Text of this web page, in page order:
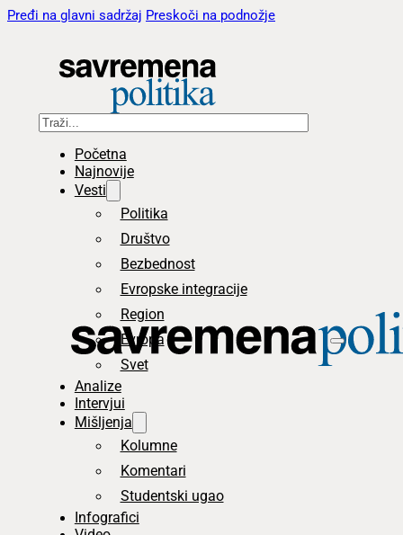
Pređi na glavni sadržaj Preskoči na podnožje
Pretraga
Početna
Najnovije
Vesti
Politika
Društvo
Bezbednost
Evropske integracije
Region
Evropa
Svet
Analize
Intervjui
Mišljenja
Kolumne
Komentari
Studentski ugao
Infografici